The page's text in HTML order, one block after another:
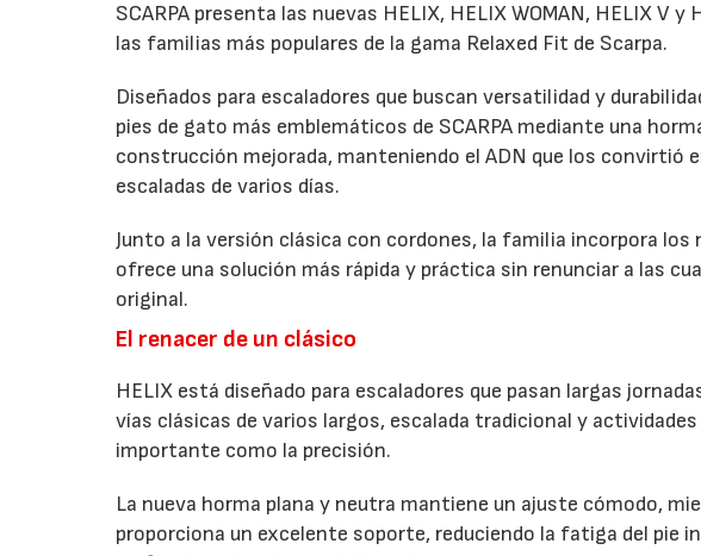
SCARPA presenta las nuevas HELIX, HELIX WOMAN, HELIX V
las familias más populares de la gama Relaxed Fit de Scarpa.
Diseñados para escaladores que buscan versatilidad y
pies de gato más emblemáticos de SCARPA mediante una
construcción mejorada, manteniendo el ADN que los convirtió
escaladas de varios días.
Junto a la versión clásica con cordones, la familia incorpora los
ofrece una solución más rápida y práctica sin renunciar a las
original.
El renacer de un clásico
HELIX está diseñado para escaladores que pasan largas
vías clásicas de varios largos, escalada tradicional y
importante como la precisión.
La nueva horma plana y neutra mantiene un ajuste cómodo,
proporciona un excelente soporte, reduciendo la fatiga del pie